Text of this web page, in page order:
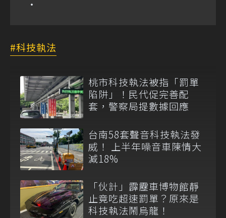
科技執法
桃市科技執法被指「罰單
陷阱」！民代促完善配
套，警察局提數據回應
台南58套聲音科技執法發
威！ 上半年噪音車陳情大
減18%
「伙計」霹靂車博物館靜
止竟吃超速罰單？原來是
科技執法鬧烏龍！